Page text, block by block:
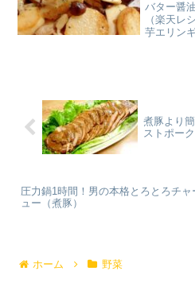
バター醤
（楽天レ
芋エリン
煮豚より
ストポー
圧力鍋1時間！男の本格とろとろチャ
ュー（煮豚）
ホーム 野菜